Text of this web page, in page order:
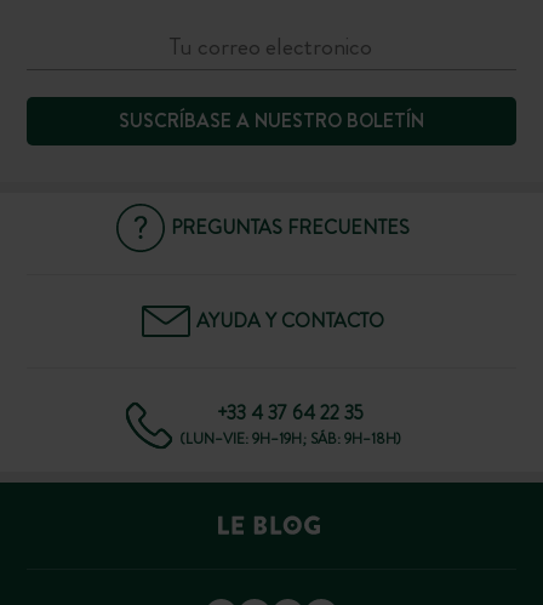
SUSCRÍBASE A NUESTRO BOLETÍN
PREGUNTAS FRECUENTES
AYUDA Y CONTACTO
+33 4 37 64 22 35
(LUN–VIE: 9H–19H; SÁB: 9H–18H)